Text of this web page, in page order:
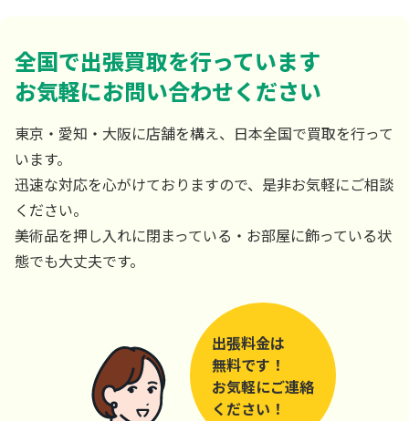
全国で出張買取を行っています
お気軽にお問い合わせください
東京・愛知・大阪に店舗を構え、日本全国で買取を行って
います。
迅速な対応を心がけておりますので、是非お気軽にご相談
ください。
美術品を押し入れに閉まっている・お部屋に飾っている状
態でも大丈夫です。
出張料金は
無料です！
お気軽にご連絡
ください！